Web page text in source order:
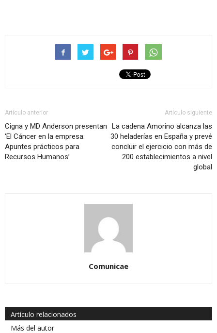
Artículo anterior
Cigna y MD Anderson presentan
‘El Cáncer en la empresa:
Apuntes prácticos para
Recursos Humanos’
Artículo siguiente
La cadena Amorino alcanza las
30 heladerías en España y prevé
concluir el ejercicio con más de
200 establecimientos a nivel
global
Comunicae
Artículo relacionados
Más del autor